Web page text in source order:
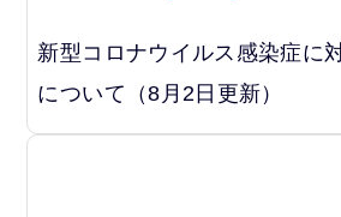
新型コロナウイルス感染症に
について（8月2日更新）